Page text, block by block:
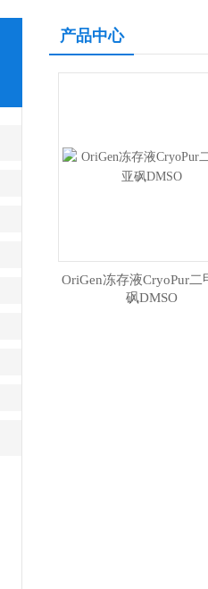
产品中心
OriGen冻存液CryoPur二
砜DMSO